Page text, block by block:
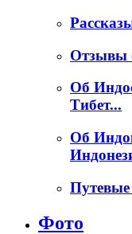
Отзывы
Об
Тибет...
Об
Путевые
Фото